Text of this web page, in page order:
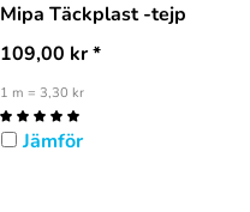
Mipa Täckplast -tejp
109,00 kr*
1 m = 3,30 kr
Jämför